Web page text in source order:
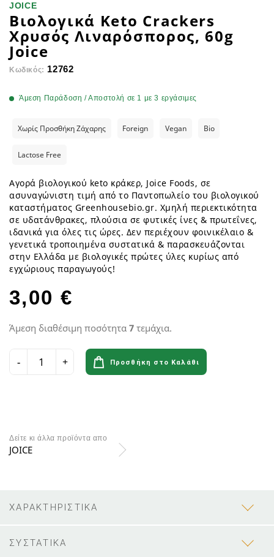
JOICE
Βιολογικά Keto Crackers
Χρυσός Λιναρόσπορος, 60g
Joice
Κωδικός: 12762
Άμεση Παράδοση / Αποστολή σε 1 με 3 εργάσιμες
Χωρίς Προσθήκη Ζάχαρης Foreign Vegan Bio
Lactose Free
Αγορά βιολογικού keto κράκερ, Joice Foods, σε
ασυναγώνιστη τιμή από το Παντοπωλείο του βιολογικού
καταστήματος Greenhousebio.gr. Χμηλή περιεκτικότητα
σε υδατάνθρακες, πλούσια σε φυτικές ίνες & πρωτεΐνες,
ιδανικά για όλες τις ώρες. Δεν περιέχουν φοινικέλαιο &
γενετικά τροποιημένα συστατικά & παρασκευάζονται
στην Ελλάδα με βιολογικές πρώτες ύλες κυρίως από
εγχώριους παραγωγούς!
3,00 €
Άμεση διαθέσιμη ποσότητα 7 τεμάχια.
Προσθήκη στο Καλάθι
Δείτε κι άλλα προϊόντα απο
JOICE
ΧΑΡΑΚΤΗΡΙΣΤΙΚΑ
ΣΥΣΤΑΤΙΚΑ